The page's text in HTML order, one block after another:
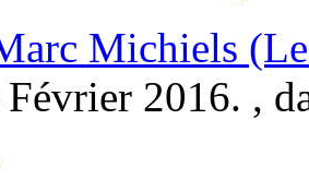
Michiels
2016. ,